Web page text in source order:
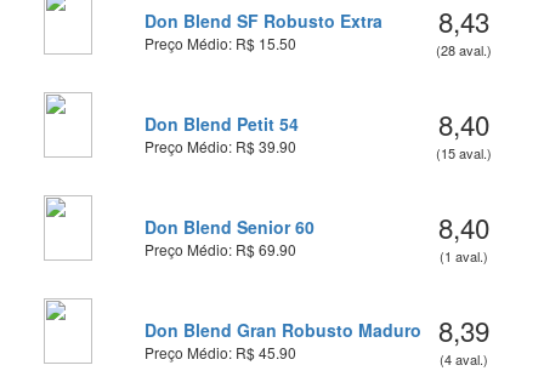
Don Blend SF Robusto Extra
Preço Médio: R$ 15.50
8,43
(28 aval.)
Don Blend Petit 54
Preço Médio: R$ 39.90
8,40
(15 aval.)
Don Blend Senior 60
Preço Médio: R$ 69.90
8,40
(1 aval.)
Don Blend Gran Robusto Maduro
Preço Médio: R$ 45.90
8,39
(4 aval.)